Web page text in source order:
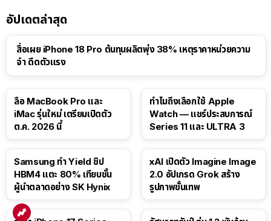
อัปเดตล่าสุด
สื่อเผย iPhone 18 Pro ต้นทุนผลิตพุ่ง 38% เหตุราคาหน่วยความ
จำ ดีดตัวแรง
ลือ MacBook Pro และ
iMac รุ่นใหม่ เตรียมเปิดตัว
ต.ค. 2026 นี้
ทำไมถึงเลือกใช้ Apple
Watch — แชร์ประสบการณ์
Series 11 และ ULTRA 3
Samsung ทำ Yield ชิป
HBM4 แตะ 80% เทียบชั้น
ผู้นำตลาดอย่าง SK Hynix
xAI เปิดตัว Imagine Image
2.0 อัปเกรด Grok สร้าง
รูปภาพขั้นเทพ